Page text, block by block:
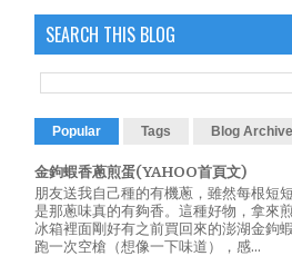
SEARCH THIS BLOG
Popular Tags Blog
金鉤蝦香蔥煎蛋(YAHOO首頁文)
朋友送我自己種的有機蔥，雖然每根短
是那蔥味真的有夠香。這種好物，拿來
冰箱裡面剛好有之前買回來的澎湖金鉤
跑一次空槍（想像一下味道），感...